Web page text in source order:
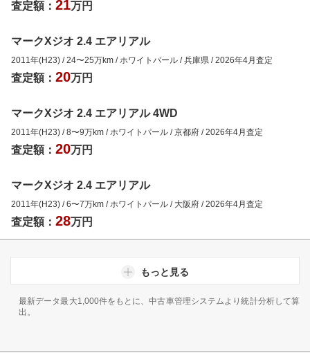
査定額： 21万円
マークXジオ 2.4 エアリアル
2011年(H23) /24〜25万km / ホワイトパール /兵庫県 /2026年4月査定
査定額： 20万円
マークXジオ 2.4 エアリアル 4WD
2011年(H23) /8〜9万km / ホワイトパール /京都府 /2026年4月査定
査定額： 20万円
マークXジオ 2.4 エアリアル
2011年(H23) /6〜7万km / ホワイトパール / 大阪府 /2026年4月査定
査定額： 28万円
もっと見る
最新データ最大1,000件をもとに、中古車管理システムより統計分析して算
出。